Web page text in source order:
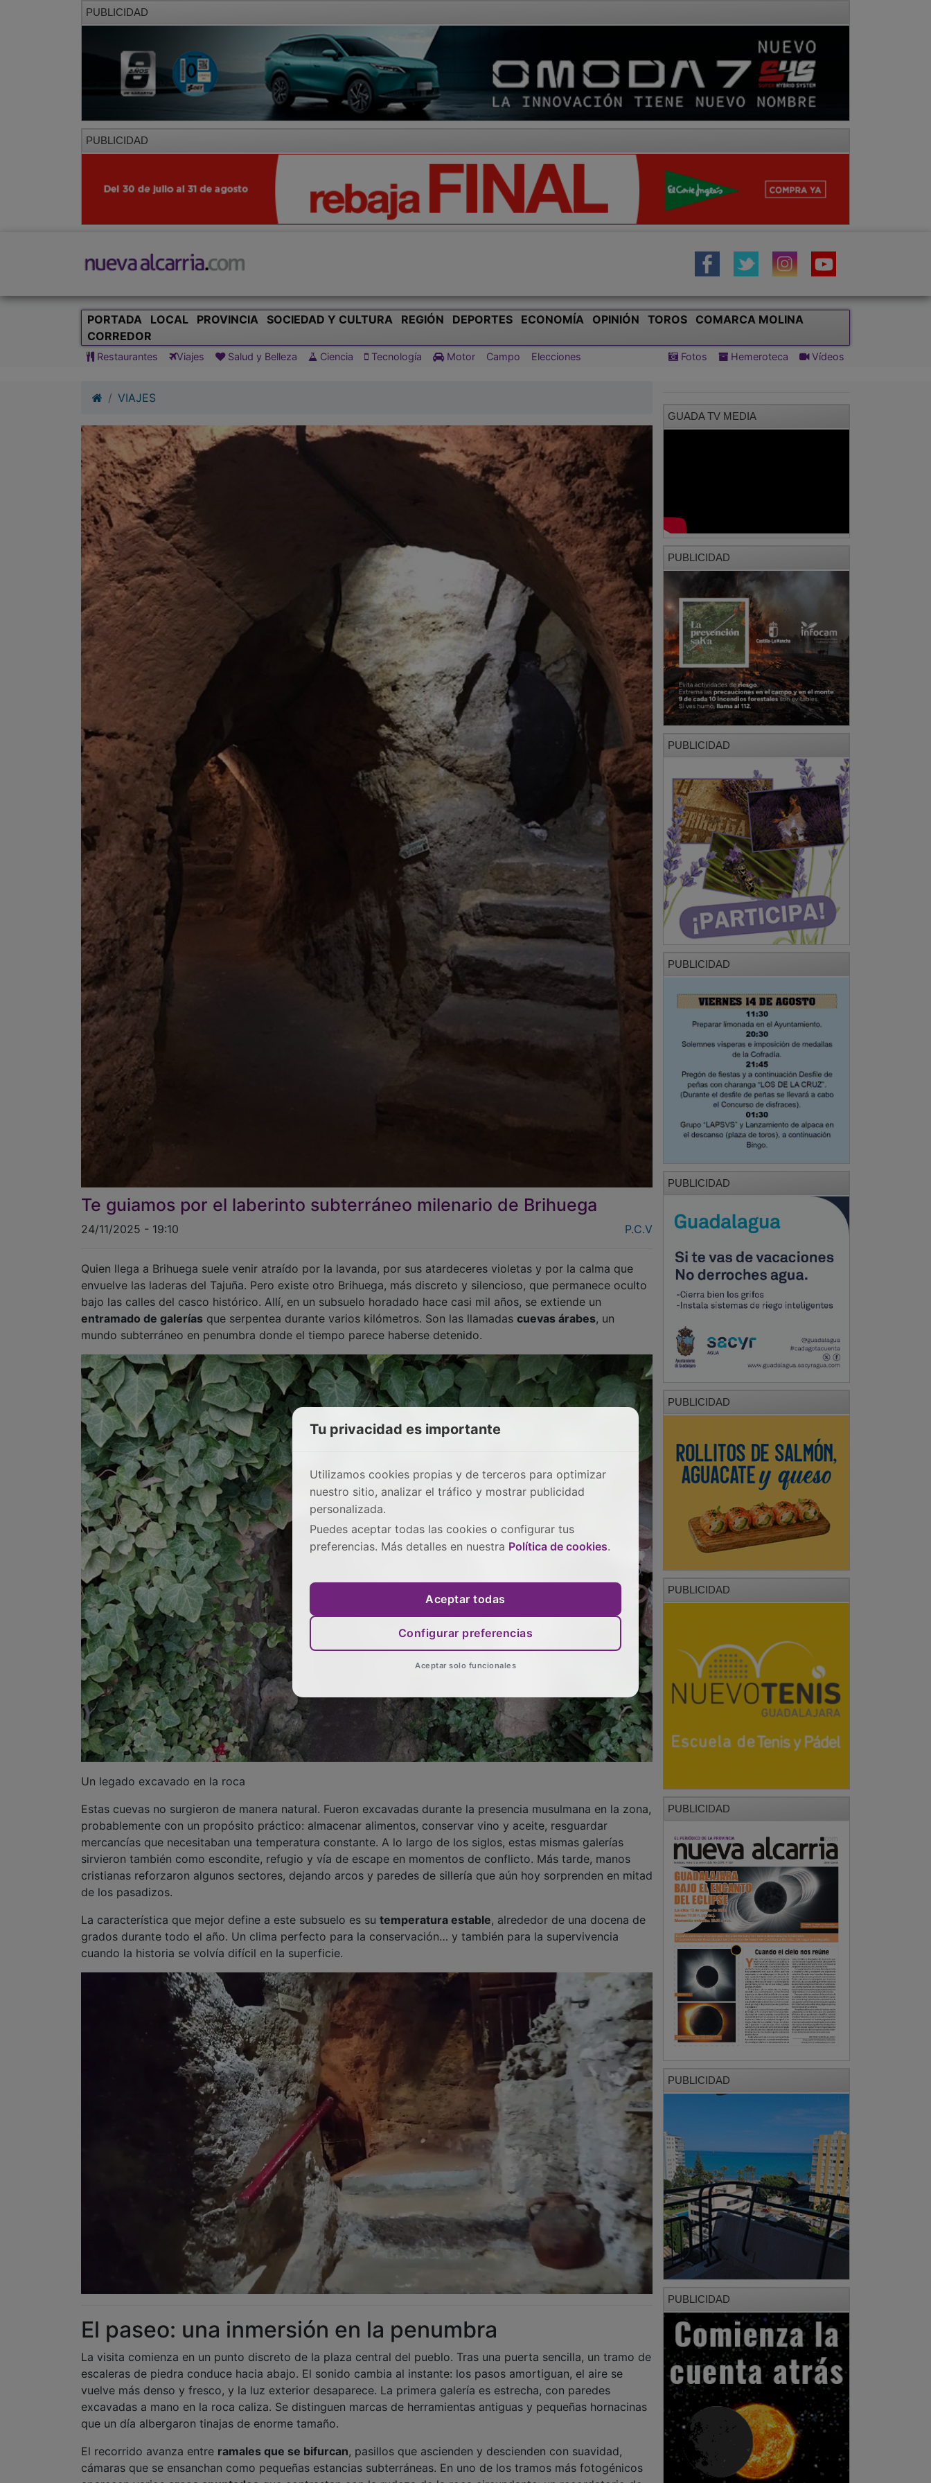
PUBLICIDAD
PUBLICIDAD
PORTADA LOCAL PROVINCIA SOCIEDAD Y CULTURA REGIÓN DEPORTES ECONOMÍA OPINIÓN TOROS
COMARCA MOLINA
CORREDOR
Restaurantes Viajes Salud y Belleza Ciencia Tecnología Motor Campo Elecciones Fotos Hemeroteca Vídeos
VIAJES
Te guiamos por el laberinto subterráneo milenario de Brihuega
24/11/2025 - 19:10 P.C.V
Quien llega a Brihuega suele venir atraído por la lavanda, por sus atardeceres violetas y por la calma que
envuelve las laderas del Tajuña. Pero existe otro Brihuega, más discreto y silencioso, que permanece oculto
bajo las calles del casco histórico. Allí, en un subsuelo horadado hace casi mil años, se extiende un
entramado de galerías que serpentea durante varios kilómetros. Son las llamadas cuevas árabes, un
mundo subterráneo en penumbra donde el tiempo parece haberse detenido.
Un legado excavado en la roca
Estas cuevas no surgieron de manera natural. Fueron excavadas durante la presencia musulmana en la zona,
probablemente con un propósito práctico: almacenar alimentos, conservar vino y aceite, resguardar
mercancías que necesitaban una temperatura constante. A lo largo de los siglos, estas mismas galerías
sirvieron también como escondite, refugio y vía de escape en momentos de conflicto. Más tarde, manos
cristianas reforzaron algunos sectores, dejando arcos y paredes de sillería que aún hoy sorprenden en mitad
de los pasadizos.
La característica que mejor define a este subsuelo es su temperatura estable, alrededor de una docena de
grados durante todo el año. Un clima perfecto para la conservación… y también para la supervivencia
cuando la historia se volvía difícil en la superficie.
El paseo: una inmersión en la penumbra
La visita comienza en un punto discreto de la plaza central del pueblo. Tras una puerta sencilla, un tramo de
escaleras de piedra conduce hacia abajo. El sonido cambia al instante: los pasos amortiguan, el aire se
vuelve más denso y fresco, y la luz exterior desaparece. La primera galería es estrecha, con paredes
excavadas a mano en la roca caliza. Se distinguen marcas de herramientas antiguas y pequeñas hornacinas
que un día albergaron tinajas de enorme tamaño.
El recorrido avanza entre ramales que se bifurcan, pasillos que ascienden y descienden con suavidad,
cámaras que se ensanchan como pequeñas estancias subterráneas. En uno de los tramos más fotogénicos
GUADA TV MEDIA
PUBLICIDAD
PUBLICIDAD
PUBLICIDAD
PUBLICIDAD
PUBLICIDAD
PUBLICIDAD
PUBLICIDAD
PUBLICIDAD
PUBLICIDAD
Tu privacidad es importante
Utilizamos cookies propias y de terceros para optimizar
nuestro sitio, analizar el tráfico y mostrar publicidad
personalizada.
Puedes aceptar todas las cookies o configurar tus
preferencias. Más detalles en nuestra Política de cookies.
Aceptar todas
Configurar preferencias
Aceptar solo funcionales